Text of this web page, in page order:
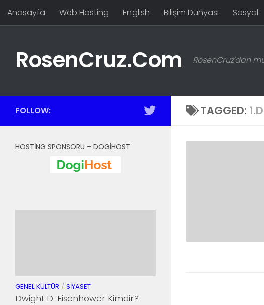
Skip to content
Anasayfa Web Hosting English Bilişim Dünyası Sosyal
RosenCruz.Com RosenCruz'dan
TAGGED:
FOLLOW:
HOSTING SPONSORU – DOGIHOST
GENEL KÜLTÜR / SIYASET
Dwight D. Eisenhower Kimdir?